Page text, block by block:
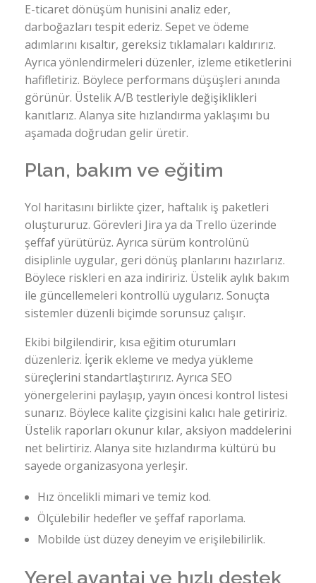
E-ticaret dönüşüm hunisini analiz eder,
darboğazları tespit ederiz. Sepet ve ödeme
adımlarını kısaltır, gereksiz tıklamaları kaldırırız.
Ayrıca yönlendirmeleri düzenler, izleme etiketlerini
hafifletiriz. Böylece performans düşüşleri anında
görünür. Üstelik A/B testleriyle değişiklikleri
kanıtlarız. Alanya site hızlandırma yaklaşımı bu
aşamada doğrudan gelir üretir.
Plan, bakım ve eğitim
Yol haritasını birlikte çizer, haftalık iş paketleri
oluştururuz. Görevleri Jira ya da Trello üzerinde
şeffaf yürütürüz. Ayrıca sürüm kontrolünü
disiplinle uygular, geri dönüş planlarını hazırlarız.
Böylece riskleri en aza indiririz. Üstelik aylık bakım
ile güncellemeleri kontrollü uygularız. Sonuçta
sistemler düzenli biçimde sorunsuz çalışır.
Ekibi bilgilendirir, kısa eğitim oturumları
düzenleriz. İçerik ekleme ve medya yükleme
süreçlerini standartlaştırırız. Ayrıca SEO
yönergelerini paylaşıp, yayın öncesi kontrol listesi
sunarız. Böylece kalite çizgisini kalıcı hale getiririz.
Üstelik raporları okunur kılar, aksiyon maddelerini
net belirtiriz. Alanya site hızlandırma kültürü bu
sayede organizasyona yerleşir.
Hız öncelikli mimari ve temiz kod.
Ölçülebilir hedefler ve şeffaf raporlama.
Mobilde üst düzey deneyim ve erişilebilirlik.
Yerel avantaj ve hızlı destek